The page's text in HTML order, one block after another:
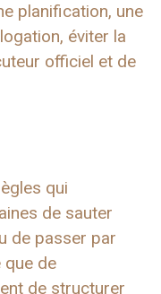
planification, une
éviter la
officiel et de
qui
de sauter
de passer par
que de
de structurer